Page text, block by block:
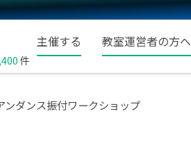
件
主催する 教室運営者の方へ
ダンス振付ワークショップ